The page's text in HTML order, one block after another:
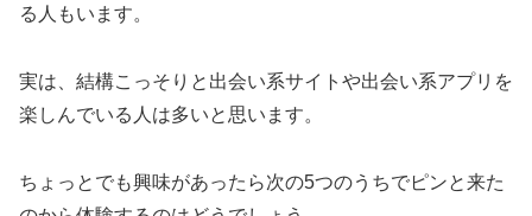
る人もいます。
実は、結構こっそりと出会い系サイトや出会い系アプリを
楽しんでいる人は多いと思います。
ちょっとでも興味があったら次の5つのうちでピンと来た